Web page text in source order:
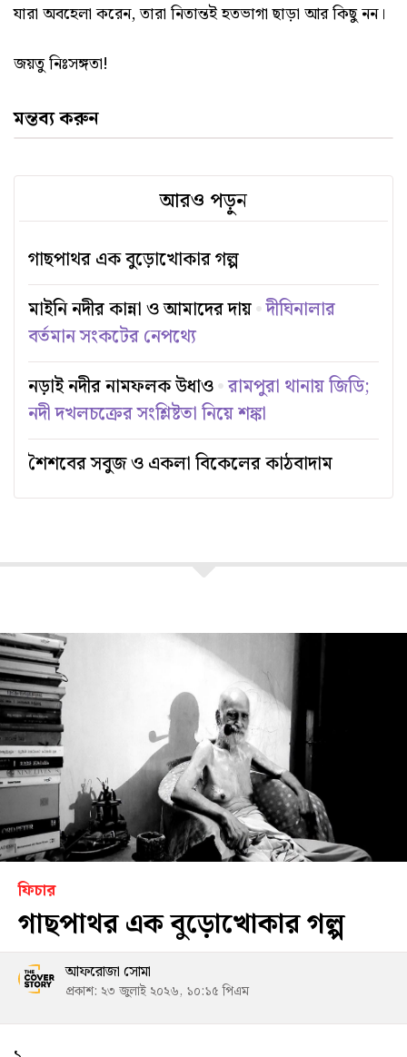
যারা অবহেলা করেন, তারা নিতান্তই হতভাগা ছাড়া আর কিছু নন।
জয়তু নিঃসঙ্গতা!
মন্তব্য করুন
আরও পড়ুন
গাছপাথর এক বুড়োখোকার গল্প
মাইনি নদীর কান্না ও আমাদের দায় দীঘিনালার
বর্তমান সংকটের নেপথ্যে
নড়াই নদীর নামফলক উধাও রামপুরা থানায় জিডি;
নদী দখলচক্রের সংশ্লিষ্টতা নিয়ে শঙ্কা
শৈশবের সবুজ ও একলা বিকেলের কাঠবাদাম
ফিচার
গাছপাথর এক বুড়োখোকার গল্প
আফরোজা সোমা
প্রকাশ: ২৩ জুলাই ২০২৬, ১০:১৫ পিএম